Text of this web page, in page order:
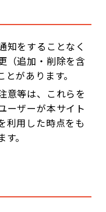
知をすることなく
（追加・削除を含
があります。
意等は、これらを
ーザーが本サイト
利用した時点をも
。